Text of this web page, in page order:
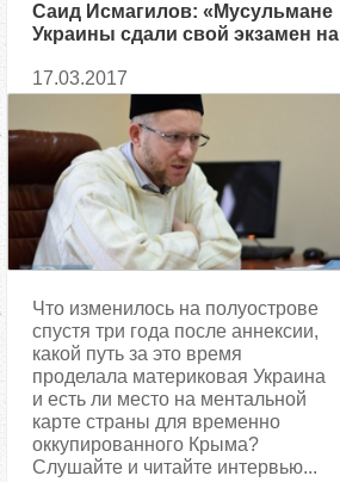
Саид Исмагилов: «Мусульмане
Украины сдали свой экзамен на
17.03.2017
Что изменилось на полуострове
спустя три года после аннексии,
какой путь за это время
проделала материковая Украина
и есть ли место на ментальной
карте страны для временно
оккупированного Крыма?
Слушайте и читайте интервью...